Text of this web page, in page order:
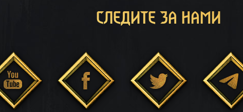
СЛЕДИТЕ ЗА НАМИ